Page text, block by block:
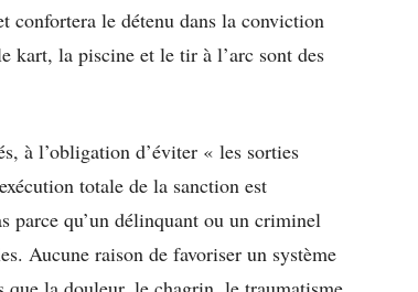
confortera le détenu dans la conviction
kart, la piscine et le tir à l’arc sont des
à l’obligation d’éviter « les sorties
totale de la sanction est
parce qu’un délinquant ou un criminel
Aucune raison de favoriser un système